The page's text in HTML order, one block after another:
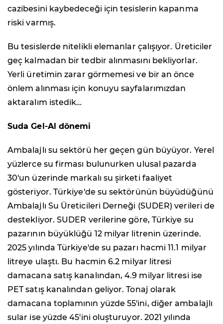
cazibesini kaybedeceği için tesislerin kapanma
riski varmış.
Bu tesislerde nitelikli elemanlar çalışıyor. Üreticiler
geç kalmadan bir tedbir alınmasını bekliyorlar.
Yerli üretimin zarar görmemesi ve bir an önce
önlem alınması için konuyu sayfalarımızdan
aktaralım istedik…
Suda Gel-Al dönemi
Ambalajlı su sektörü her geçen gün büyüyor. Yerel
yüzlerce su firması bulunurken ulusal pazarda
30'un üzerinde markalı su şirketi faaliyet
gösteriyor. Türkiye'de su sektörünün büyüdüğünü
Ambalajlı Su Üreticileri Derneği (SUDER) verileri de
destekliyor. SUDER verilerine göre, Türkiye su
pazarının büyüklüğü 12 milyar litrenin üzerinde.
2025 yılında Türkiye'de su pazarı hacmi 11.1 milyar
litreye ulaştı. Bu hacmin 6.2 milyar litresi
damacana satış kanalından, 4.9 milyar litresi ise
PET satış kanalından geliyor. Tonaj olarak
damacana toplamının yüzde 55'ini, diğer ambalajlı
sular ise yüzde 45'ini oluşturuyor. 2021 yılında